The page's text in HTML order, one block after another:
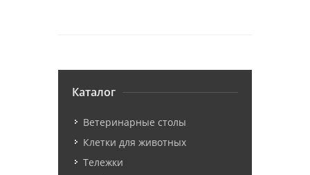
Каталог
Ветеринарные столы
Клетки для животных
Тележки